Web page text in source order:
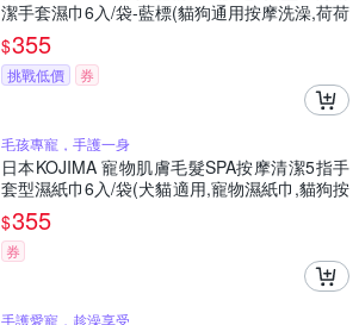
潔手套濕巾6入/袋-藍標(貓狗通用按摩洗澡,荷荷
芭油滋潤毛孩擦澡巾,拭淨愛寵眼耳垢浮毛髒污)
$355
挑戰低價 券
毛孩專寵，手護一身
日本KOJIMA 寵物肌膚毛髮SPA按摩清潔5指手
套型濕紙巾6入/袋(犬貓適用,寵物濕紙巾,貓狗按
摩手套,毛髮清潔)
$355
券
手護愛寵，趁澡享受